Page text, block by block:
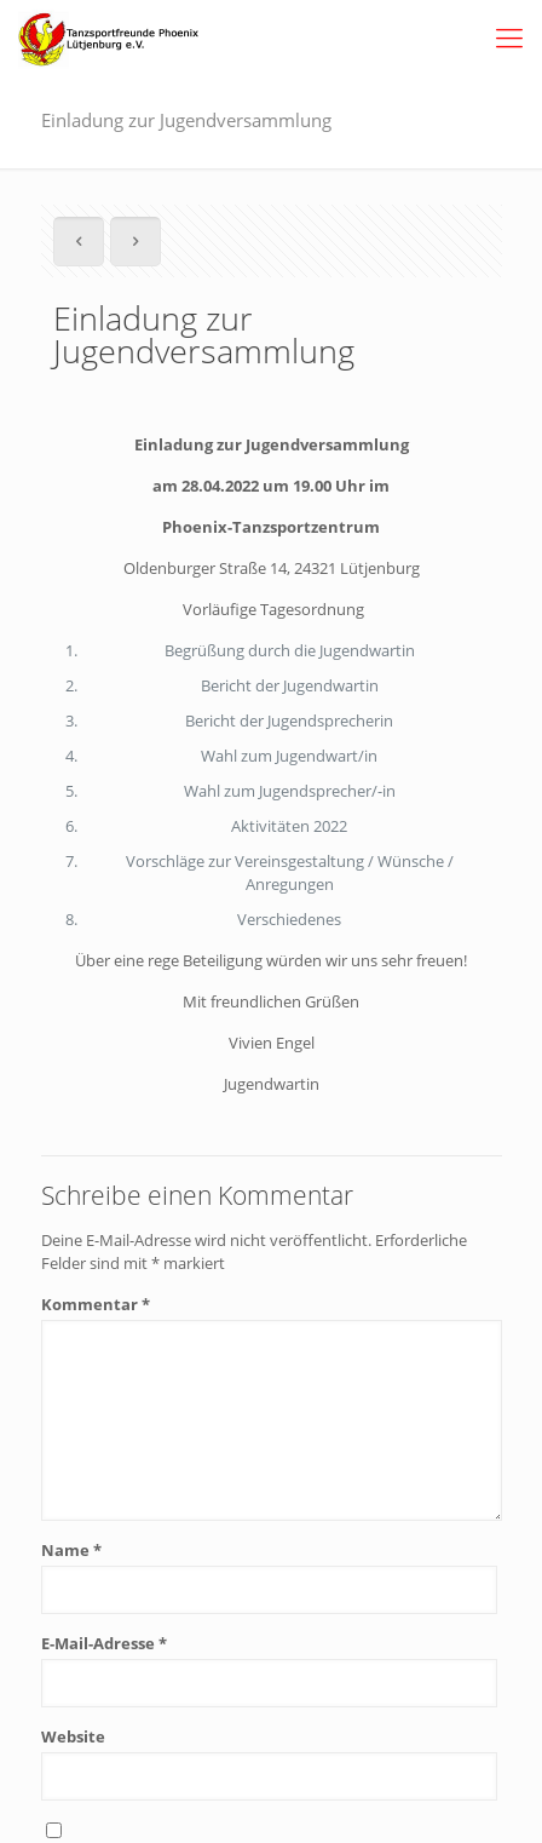
Einladung zur Jugendversammlung
Einladung zur
Jugendversammlung
Einladung zur Jugendversammlung
am 28.04.2022 um 19.00 Uhr im
Phoenix-Tanzsportzentrum
Oldenburger Straße 14, 24321 Lütjenburg
Vorläufige Tagesordnung
Begrüßung durch die Jugendwartin
Bericht der Jugendwartin
Bericht der Jugendsprecherin
Wahl zum Jugendwart/in
Wahl zum Jugendsprecher/-in
Aktivitäten 2022
Vorschläge zur Vereinsgestaltung / Wünsche /
Anregungen
Verschiedenes
Über eine rege Beteiligung würden wir uns sehr freuen!
Mit freundlichen Grüßen
Vivien Engel
Jugendwartin
Schreibe einen Kommentar
Deine E-Mail-Adresse wird nicht veröffentlicht. Erforderliche
Felder sind mit*markiert
Kommentar*
Name *
E-Mail-Adresse *
Website